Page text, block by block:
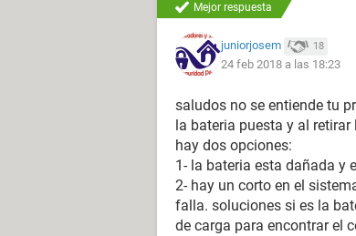
Mejor respuesta
juniorjosem 18
24 feb 2018 a las 18:23
saludos no se entiende tu
la bateria puesta y al
hay dos opciones:
1- la bateria esta dañada y
2- hay un corto en el
falla. soluciones si es la
de carga para encontrar el